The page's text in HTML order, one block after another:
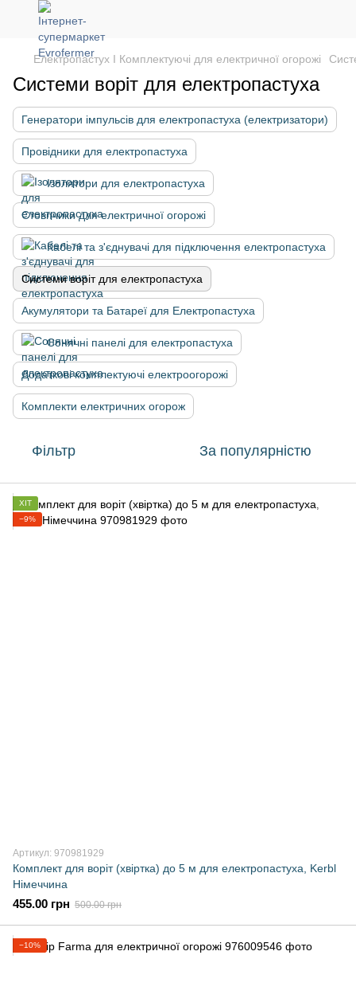
Електропастух І Комплектуючі для електричної огорожі
Системи воріт для електропастуха
Генератори імпульсів для електропастуха (електризатори)
Провідники для електропастуха
Ізолятори для електропастуха
Стовпчики для електричної огорожі
Кабелі та з'єднувачі для підключення електропастуха
Системи воріт для електропастуха
Акумулятори та Батареї для Електропастуха
Сонячні панелі для електропастуха
Додаткові комплектуючі електроогорожі
Комплекти електричних огорож
Фільтр За популярністю
ХІТ
−9%
Артикул: 970981929
Комплект для воріт (хвіртка) до 5 м для електропастуха, Kerbl
Німеччина
455.00 грн 500.00 грн
−10%